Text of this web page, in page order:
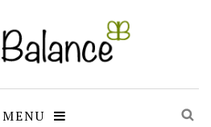
MENU